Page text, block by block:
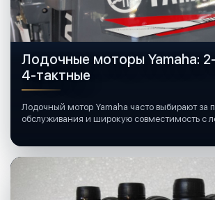
Лодочные моторы Yamaha:
4-тактные
Лодочный мотор Yamaha часто выбирают за
обслуживания и широкую совместимость с